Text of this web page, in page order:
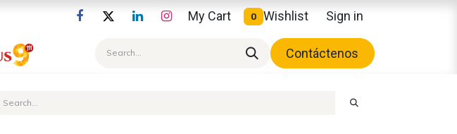
My Cart 0 Wishlist Sign in
Contáctenos